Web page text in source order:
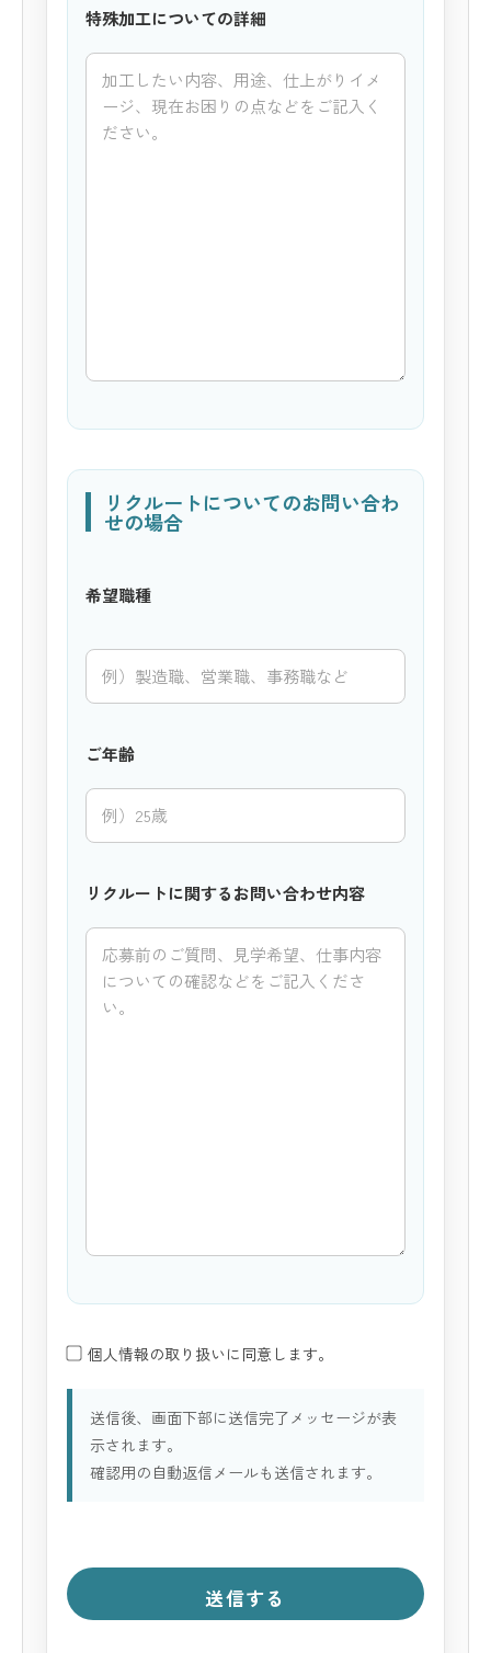
特殊加工についての詳細
リクルートについてのお問い合わ
せの場合
希望職種
ご年齢
リクルートに関するお問い合わせ内容
個人情報の取り扱いに同意します。
送信後、画面下部に送信完了メッセージが表
示されます。
確認用の自動返信メールも送信されます。